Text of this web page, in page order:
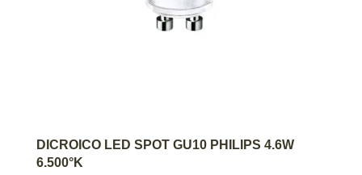
AGREGAR AL CARRITO
DICROICO LED SPOT GU10 PHILIPS 4.6W
6.500°K